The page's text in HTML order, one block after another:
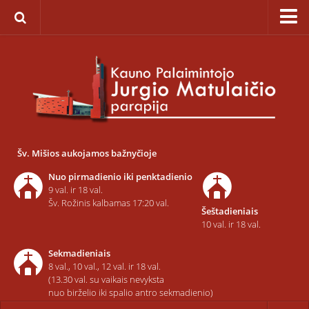
Įkūrimas
Paveikslas „Švč. Mergelės Marijos Ėmimo į dangų”
Statistika
Raštinė
Kontaktai ir rekvizitai
Dvasininkai
Šv. Mišios aukojamos bažnyčioje
Nuo pirmadienio iki penktadienio
9 val. ir 18 val.
Šv. Rožinis kalbamas 17:20 val.
Šeštadieniais
10 val. ir 18 val.
Sekmadieniais
8 val., 10 val., 12 val. ir 18 val.
(13.30 val. su vaikais nevyksta
nuo birželio iki spalio antro sekmadienio)